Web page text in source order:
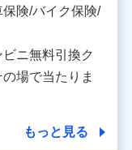
町2-14-10 アー
険/バイク保険/
ニ無料引換ク
場で当たりま
もっと見る